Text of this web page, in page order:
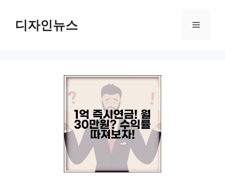
디자인뉴스 메